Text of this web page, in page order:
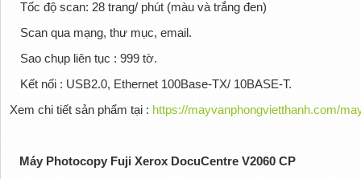
Tốc độ scan: 28 trang/ phút (màu và trắng đen)
Scan qua mạng, thư mục, email.
Sao chụp liên tục : 999 tờ.
Kết nối : USB2.0, Ethernet 100Base-TX/ 10BASE-T.
Xem chi tiết sản phẩm tại : https://mayvanphongvietthanh.com/
Máy Photocopy Fuji Xerox DocuCentre V2060 CP